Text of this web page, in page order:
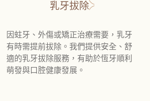
乳牙拔除
因蛀牙、外傷或矯正治療需要，乳牙
有時需提前拔除。我們提供安全、舒
適的乳牙拔除服務，有助於恆牙順利
萌發與口腔健康發展。